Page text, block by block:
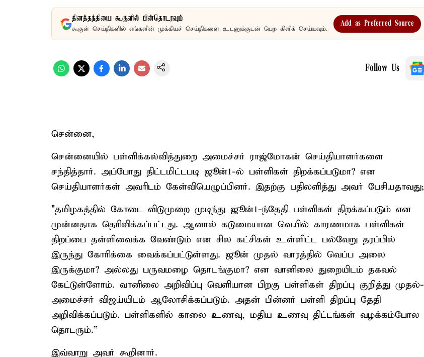
தினத்தந்தியை கூகுளில் பின்தொடரவும்
கூகுள் செய்திகளில் எங்களின் முக்கியச் செய்திகளை உடனுக்குடன் பெற கிளிக் செய்யவும்.
Add as Preferred Source
Follow Us
சென்னை,
சென்னையில் பள்ளிக்கல்வித்துறை அமைச்சர் ராஜ்மோகன் செய்தியாளர்களை
சந்தித்தார். அப்போது திட்டமிட்டபடி ஜூன்1-ல் பள்ளிகள் திறக்கப்படுமா? என
செய்தியாளர்கள் அவரிடம் கேள்வியெழுப்பினர். இதற்கு பதிலளித்து அவர் பேசியதாவது;
"தமிழகத்தில் கோடை விடுமுறை முடிந்து ஜூன்1-ந்தேதி பள்ளிகள் திறக்கப்படும் என
முன்னதாக தெரிவிக்கப்பட்டது. ஆனால் கடுமையான வெயில் காரணமாக பள்ளிகள்
திறப்பை தள்ளிவைக்க வேண்டும் என சில கட்சிகள் உள்ளிட்ட பல்வேறு தரப்பில்
இருந்து கோரிக்கை வைக்கப்பட்டுள்ளது. ஜூன் முதல் வாரத்தில் வெப்ப அலை
இருக்குமா? அல்லது பருவமழை தொடங்குமா? என வானிலை துறையிடம் தகவல்
கேட்டுள்ளோம். வானிலை அறிவிப்பு வெளியான பிறகு பள்ளிகள் திறப்பு குறித்து முதல்-
அமைச்சர் விஜய்யிடம் ஆலோசிக்கப்படும். அதன் பின்னர் பள்ளி திறப்பு தேதி
அறிவிக்கப்படும். பள்ளிகளில் காலை உணவு, மதிய உணவு திட்டங்கள் வழக்கம்போல
தொடரும்.”
இவ்வாறு அவர் கூறினார்.